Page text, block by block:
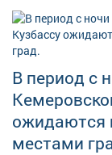
В период с
ожидаются
местами